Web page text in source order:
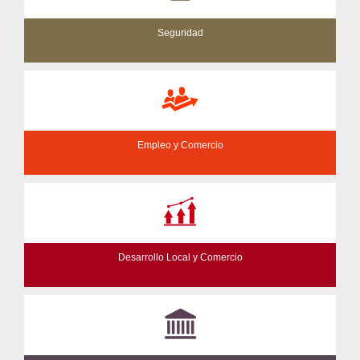
Seguridad
Empleo y Comercio
Desarrollo Local y Comercio